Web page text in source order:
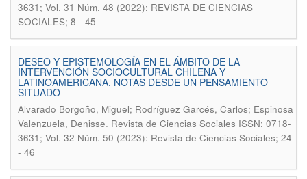
3631; Vol. 31 Núm. 48 (2022): REVISTA DE CIENCIAS
SOCIALES; 8 - 45
DESEO Y EPISTEMOLOGÍA EN EL ÁMBITO DE LA
INTERVENCIÓN SOCIOCULTURAL CHILENA Y
LATINOAMERICANA. NOTAS DESDE UN PENSAMIENTO
SITUADO
Alvarado Borgoño, Miguel; Rodríguez Garcés, Carlos; Espinosa
Valenzuela, Denisse. Revista de Ciencias Sociales ISSN: 0718-
3631; Vol. 32 Núm. 50 (2023): Revista de Ciencias Sociales; 24
- 46